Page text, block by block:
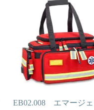
EB02.008 エマージ